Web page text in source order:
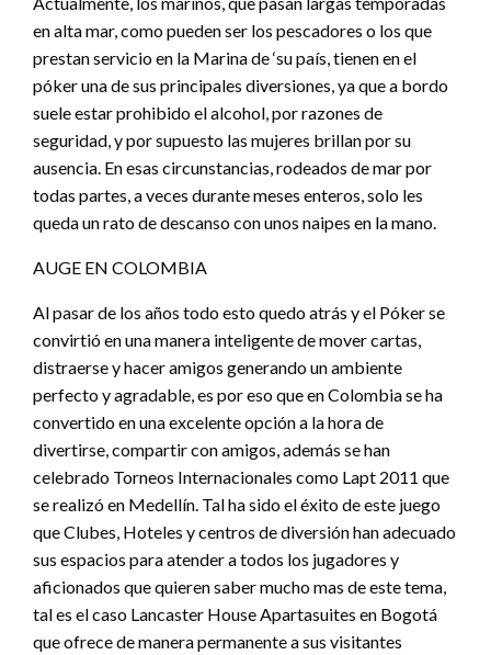
en alta mar, como pueden ser los pescadores o los que
prestan servicio en la Marina de ‘su país, tienen en el
póker una de sus principales diversiones, ya que a bordo
suele estar prohibido el alcohol, por razones de
seguridad, y por supuesto las mujeres brillan por su
ausencia. En esas circunstancias, rodeados de mar por
todas partes, a veces durante meses enteros, solo les
queda un rato de descanso con unos naipes en la mano.
AUGE EN COLOMBIA
Al pasar de los años todo esto quedo atrás y el Póker se
convirtió en una manera inteligente de mover cartas,
distraerse y hacer amigos generando un ambiente
perfecto y agradable, es por eso que en Colombia se ha
convertido en una excelente opción a la hora de
divertirse, compartir con amigos, además se han
celebrado Torneos Internacionales como Lapt 2011 que
se realizó en Medellín. Tal ha sido el éxito de este juego
que Clubes, Hoteles y centros de diversión han adecuado
sus espacios para atender a todos los jugadores y
aficionados que quieren saber mucho mas de este tema,
tal es el caso Lancaster House Apartasuites en Bogotá
que ofrece de manera permanente a sus visitantes